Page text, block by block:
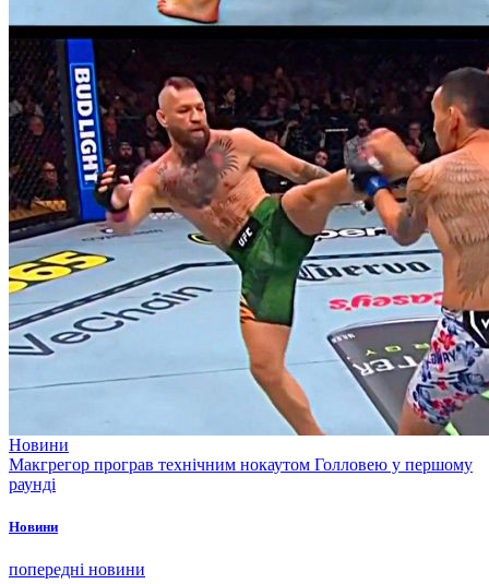
Новини
Макгрегор програв технічним нокаутом Голловею у першому
раунді
Новини
попередні новини